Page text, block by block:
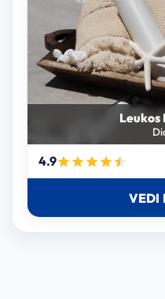
Leukos
4.9
VEDI